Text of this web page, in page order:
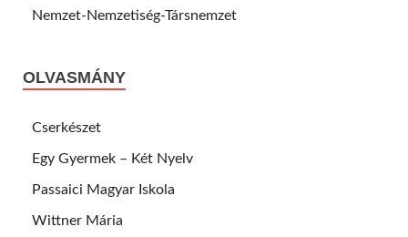
Nemzet-Nemzetiség-Társnemzet
OLVASMÁNY
Cserkészet
Egy Gyermek – Két Nyelv
Passaici Magyar Iskola
Wittner Mária